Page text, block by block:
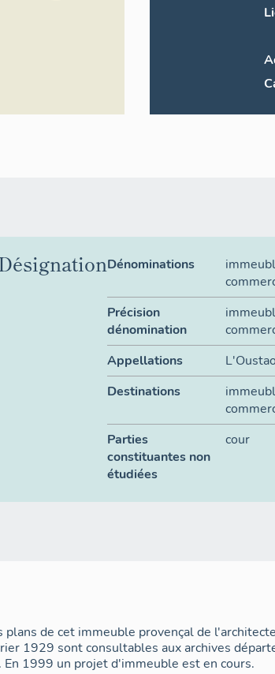
Dénominations
Précision
dénomination
immeuble à
Appellations
Destinations
Parties
constituantes non
étudiées
cour
plans de cet immeuble provençal de
1929 sont consultables aux archives
En 1999 un projet d'immeuble est en cours.